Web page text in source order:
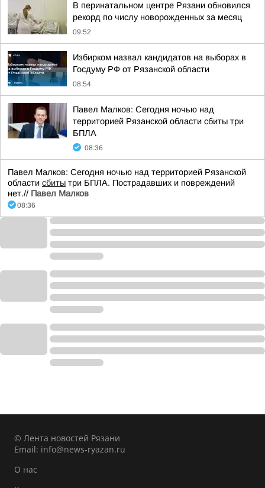
В перинатальном центре Рязани обновился
рекорд по числу новорожденных за месяц
09:52
Избирком назвал кандидатов на выборах в
Госдуму РФ от Рязанской области
08:54
Павел Малков: Сегодня ночью над
территорией Рязанской области сбиты три
БПЛА
08:36
Павел Малков: Сегодня ночью над территорией Рязанской
области сбиты три БПЛА. Пострадавших и повреждений
нет.// Павел Малков
08:36
© Лента новостей Рязани
Email: info@news-ryazan.ru
О нас